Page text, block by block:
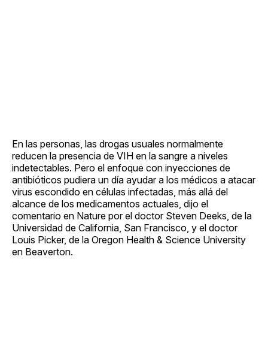
En las personas, las drogas usuales normalmente
reducen la presencia de VIH en la sangre a niveles
indetectables. Pero el enfoque con inyecciones de
antibióticos pudiera un día ayudar a los médicos a atacar
virus escondido en células infectadas, más allá del
alcance de los medicamentos actuales, dijo el
comentario en Nature por el doctor Steven Deeks, de la
Universidad de California, San Francisco, y el doctor
Louis Picker, de la Oregon Health & Science University
en Beaverton.